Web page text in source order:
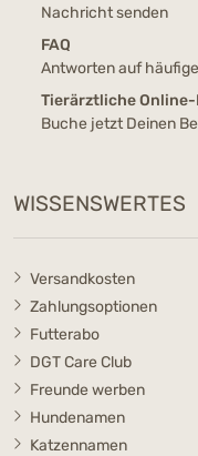
Nachricht senden
FAQ
Antworten auf
Tierärztliche
Buche jetzt Deinen
WISSENSWERTES
Versandkosten
Zahlungsoptionen
Futterabo
DGT Care Club
Freunde werben
Hundenamen
Katzennamen